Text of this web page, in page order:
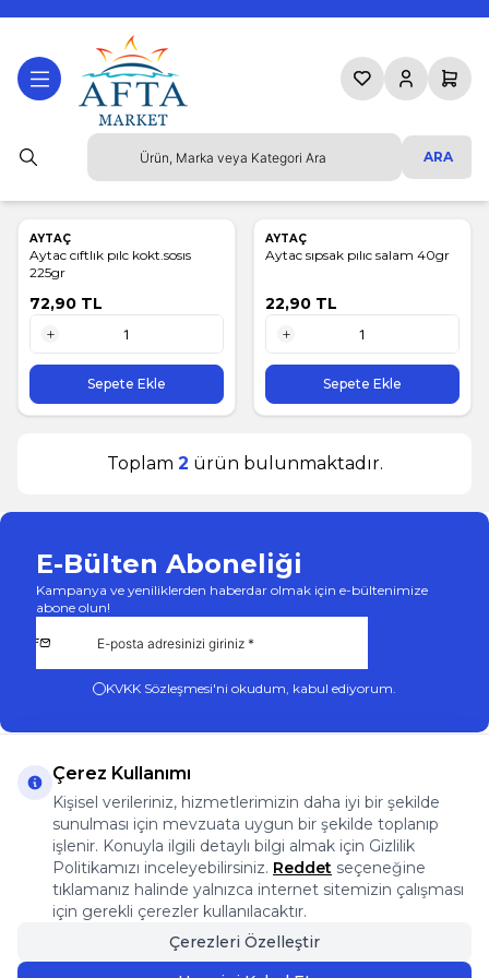
ARA
Favorilerim
HesabımSepetim
AYTAÇ
Aytac cıftlık pılc kokt.sosıs
225gr
72,90 TL
1 Adet
Sepete Ekle
AYTAÇ
Aytac sıpsak pılıc salam 40gr
22,90 TL
1 Adet
Sepete Ekle
Toplam 2 ürün bulunmaktadır.
E-Bülten Aboneliği
Kampanya ve yeniliklerden haberdar olmak için e-bültenimize
abone olun!
KVKK Sözleşmesi'ni okudum, kabul ediyorum.
App StorePlay Store
FacebookInstagram
Önemli Bilgiler
Önemli Bilgiler
Hızlı Erişim
Çerez Kullanımı
Kişisel verileriniz, hizmetlerimizin daha iyi bir şekilde
sunulması için mevzuata uygun bir şekilde toplanıp
işlenir. Konuyla ilgili detaylı bilgi almak için Gizlilik
Politikamızı inceleyebilirsiniz. Reddet seçeneğine
tıklamanız halinde yalnızca internet sitemizin çalışması
için gerekli çerezler kullanılacaktır.
Çerezleri Özelleştir